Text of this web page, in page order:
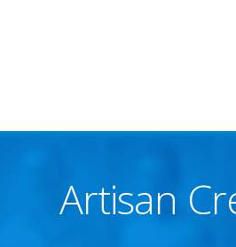
Artisan